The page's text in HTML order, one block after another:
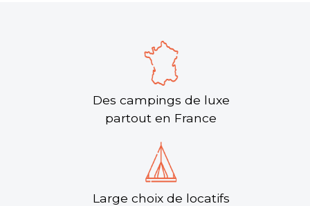
Des campings de luxe
partout en France
Large choix de locatifs